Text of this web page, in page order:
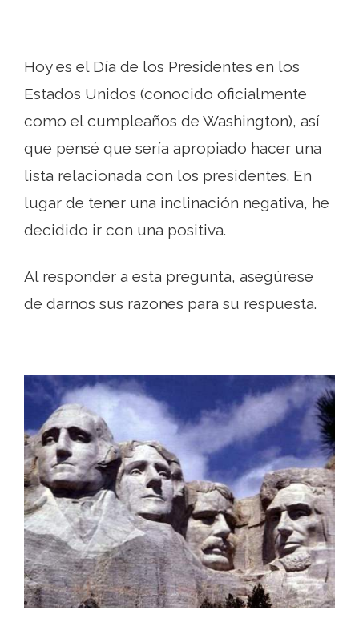
Hoy es el Día de los Presidentes en los
Estados Unidos (conocido oficialmente
como el cumpleaños de Washington), así
que pensé que sería apropiado hacer una
lista relacionada con los presidentes. En
lugar de tener una inclinación negativa, he
decidido ir con una positiva.
Al responder a esta pregunta, asegúrese
de darnos sus razones para su respuesta.